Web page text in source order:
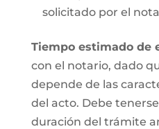
solicitado por el
Tiempo estimado de
con el notario, dado
depende de las
del acto. Debe
duración del trámite